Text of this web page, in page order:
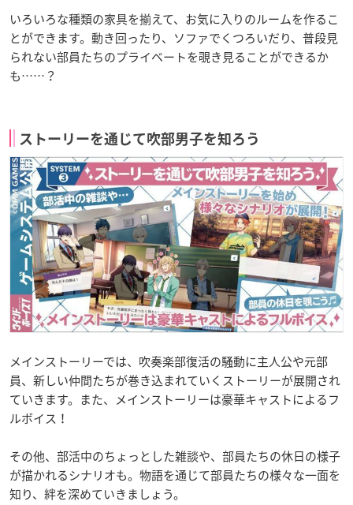
いろいろな種類の家具を揃えて、お気に入りのルームを作るこ
とができます。動き回ったり、ソファでくつろいだり、普段見
られない部員たちのプライベートを覗き見ることができるか
も……？
ストーリーを通じて吹部男子を知ろう
メインストーリーでは、吹奏楽部復活の騒動に主人公や元部
員、新しい仲間たちが巻き込まれていくストーリーが展開され
ていきます。また、メインストーリーは豪華キャストによるフ
ルボイス！
その他、部活中のちょっとした雑談や、部員たちの休日の様子
が描かれるシナリオも。物語を通じて部員たちの様々な一面を
知り、絆を深めていきましょう。